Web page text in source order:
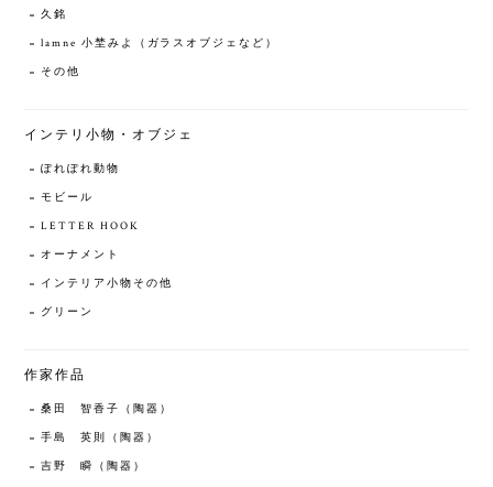
久銘
lamne 小埜みよ（ガラスオブジェなど）
その他
インテリ小物・オブジェ
ぽれぽれ動物
モビール
LETTER HOOK
オーナメント
インテリア小物その他
グリーン
作家作品
桑田 智香子（陶器）
手島 英則（陶器）
吉野 瞬（陶器）